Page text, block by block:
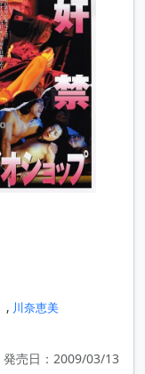
, 川奈恵美
発売日：2009/03/13